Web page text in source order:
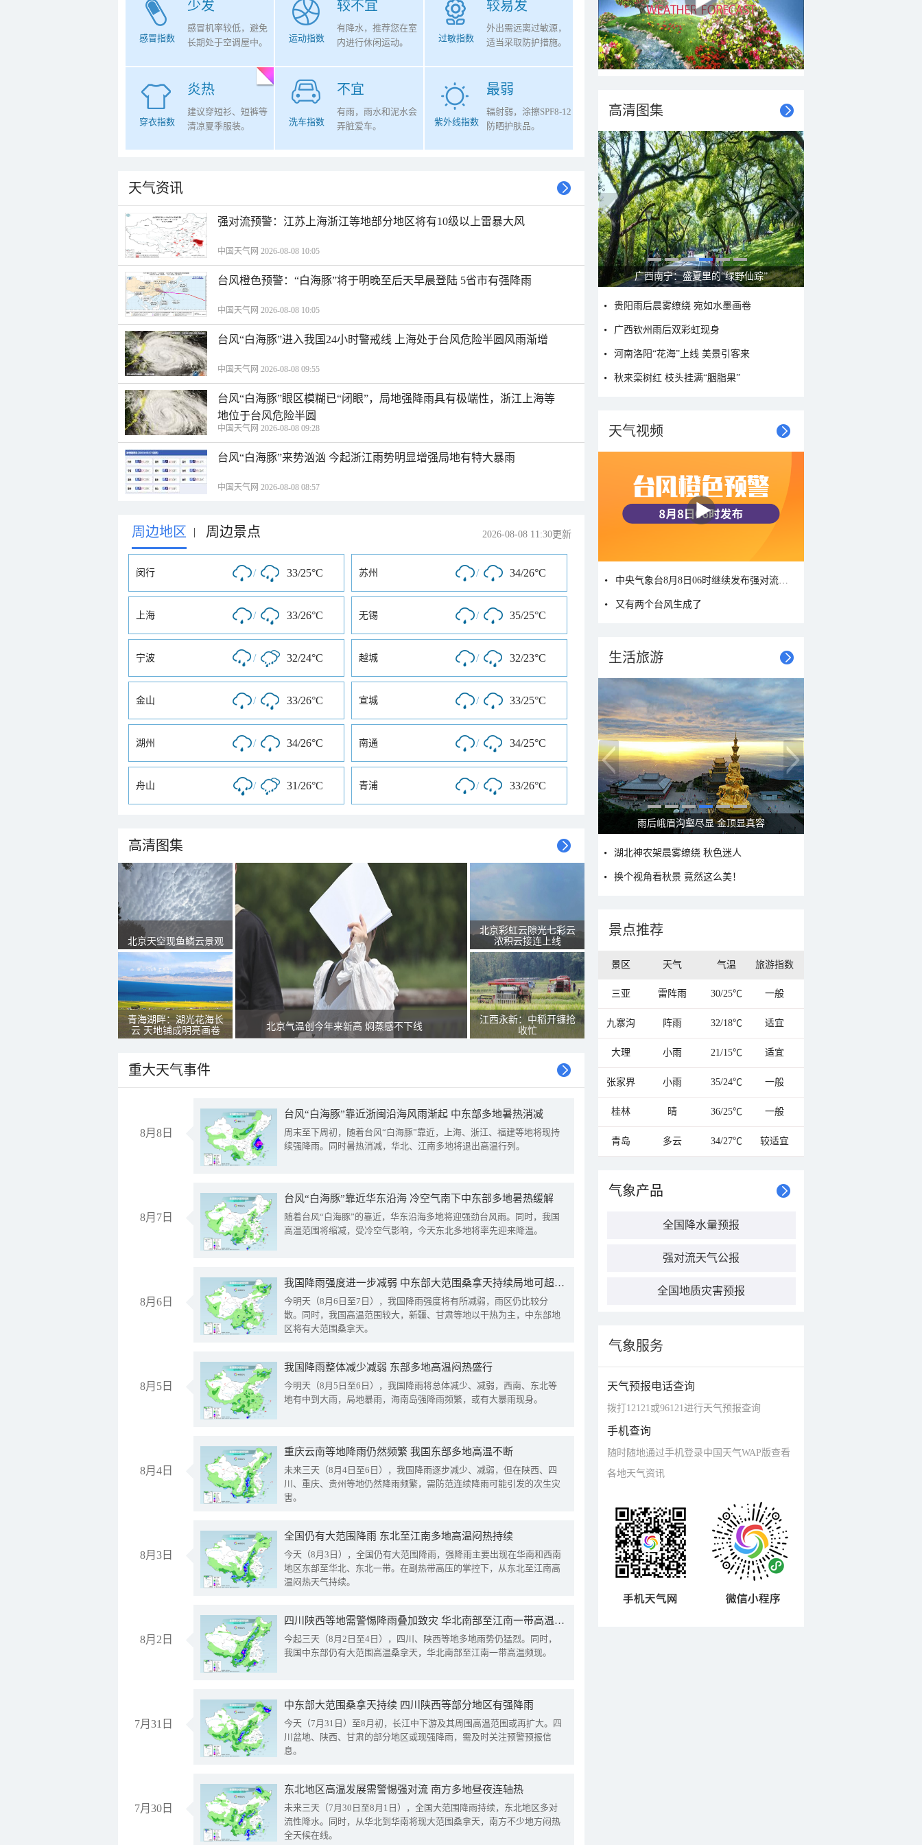
少发
感冒指数
感冒机率较低，避免
长期处于空调屋中。
较不宜
运动指数
有降水，推荐您在室
内进行休闲运动。
较易发
过敏指数
外出需远离过敏源，
适当采取防护措施。
炎热
穿衣指数
建议穿短衫、短裤等
清凉夏季服装。
不宜
洗车指数
有雨，雨水和泥水会
弄脏爱车。
最弱
紫外线指数
辐射弱，涂擦SPF8-12
防晒护肤品。
天气资讯
强对流预警：江苏上海浙江等地部分地区将有10级以上雷暴大风
中国天气网 2026-08-08 10:05
台风橙色预警：“白海豚”将于明晚至后天早晨登陆 5省市有强降雨
中国天气网 2026-08-08 10:05
台风“白海豚”进入我国24小时警戒线 上海处于台风危险半圆风雨渐增
中国天气网 2026-08-08 09:55
台风“白海豚”眼区模糊已“闭眼”，局地强降雨具有极端性，浙江上海等
地位于台风危险半圆
中国天气网 2026-08-08 09:28
台风“白海豚”来势汹汹 今起浙江雨势明显增强局地有特大暴雨
中国天气网 2026-08-08 08:57
周边地区 | 周边景点 2026-08-08 11:30更新
闵行 / 33/25°C 苏州 / 34/26°C
上海 / 33/26°C 无锡 / 35/25°C
宁波 / 32/24°C 越城 / 32/23°C
金山 / 33/26°C 宣城 / 33/25°C
湖州 / 34/26°C 南通 / 34/25°C
舟山 / 31/26°C 青浦 / 33/26°C
高清图集
北京天空现鱼鳞云景观
青海湖畔：湖光花海长
云 天地铺成明亮画卷
北京气温创今年来新高 焖蒸感不下线
北京彩虹云隙光七彩云
浓积云接连上线
江西永新：中稻开镰抢
收忙
重大天气事件
8月8日
台风“白海豚”靠近浙闽沿海风雨渐起 中东部多地暑热消减
周末至下周初，随着台风“白海豚”靠近，上海、浙江、福建等地将现持
续强降雨。同时暑热消减，华北、江南多地将退出高温行列。
8月7日
台风“白海豚”靠近华东沿海 冷空气南下中东部多地暑热缓解
随着台风“白海豚”的靠近，华东沿海多地将迎强劲台风雨。同时，我国
高温范围将缩减，受冷空气影响，今天东北多地将率先迎来降温。
8月6日
我国降雨强度进一步减弱 中东部大范围桑拿天持续局地可超38℃
今明天（8月6日至7日），我国降雨强度将有所减弱，雨区仍比较分
散。同时，我国高温范围较大，新疆、甘肃等地以干热为主，中东部地
区将有大范围桑拿天。
8月5日
我国降雨整体减少减弱 东部多地高温闷热盛行
今明天（8月5日至6日），我国降雨将总体减少、减弱，西南、东北等
地有中到大雨，局地暴雨，海南岛强降雨频繁，或有大暴雨现身。
8月4日
重庆云南等地降雨仍然频繁 我国东部多地高温不断
未来三天（8月4日至6日），我国降雨逐步减少、减弱，但在陕西、四
川、重庆、贵州等地仍然降雨频繁，需防范连续降雨可能引发的次生灾
害。
8月3日
全国仍有大范围降雨 东北至江南多地高温闷热持续
今天（8月3日），全国仍有大范围降雨，强降雨主要出现在华南和西南
地区东部至华北、东北一带。在副热带高压的掌控下，从东北至江南高
温闷热天气持续。
8月2日
四川陕西等地需警惕降雨叠加致灾 华北南部至江南一带高温频现
今起三天（8月2日至4日），四川、陕西等地多地雨势仍猛烈。同时，
我国中东部仍有大范围高温桑拿天，华北南部至江南一带高温频现。
7月31日
中东部大范围桑拿天持续 四川陕西等部分地区有强降雨
今天（7月31日）至8月初，长江中下游及其周围高温范围或再扩大。四
川盆地、陕西、甘肃的部分地区或现强降雨，需及时关注预警预报信
息。
7月30日
东北地区高温发展需警惕强对流 南方多地昼夜连轴热
未来三天（7月30日至8月1日），全国大范围降雨持续，东北地区多对
流性降水。同时，从华北到华南将现大范围桑拿天，南方不少地方闷热
全天候在线。
高清图集
呼伦贝尔草原 藏着最治愈的蓝天白云
贵阳雨后晨雾缭绕 宛如水墨画卷
广西钦州雨后双彩虹现身
河南洛阳“花海”上线 美景引客来
秋来栾树红 枝头挂满“胭脂果”
天气视频
又有两个台风生成了
生活旅游
秋意浓 蓝天映衬下的哈尔滨伏尔加庄园
湖北神农架晨雾缭绕 秋色迷人
换个视角看秋景 竟然这么美！
景点推荐
景区 天气 气温 旅游指数
三亚 雷阵雨 30/25℃ 一般
九寨沟 阵雨 32/18℃ 适宜
大理 小雨 21/15℃ 适宜
张家界 小雨 35/24℃ 一般
桂林 晴 36/25℃ 一般
青岛 多云 34/27℃ 较适宜
气象产品
全国降水量预报
强对流天气公报
全国地质灾害预报
气象服务
天气预报电话查询
拨打12121或96121进行天气预报查询
手机查询
随时随地通过手机登录中国天气WAP版查看
各地天气资讯